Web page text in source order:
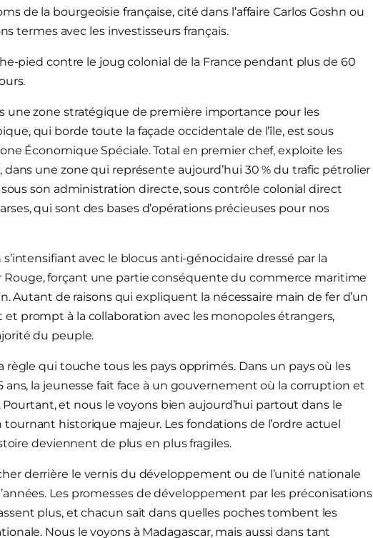
de la bourgeoisie française, cité dans l’affaire Carlos Goshn ou
termes avec les investisseurs français.
pied contre le joug colonial de la France pendant plus de 60
une zone stratégique de première importance pour les
qui borde toute la façade occidentale de l’île, est sous
Économique Spéciale. Total en premier chef, exploite les
une zone qui représente aujourd’hui 30 % du trafic pétrolier
son administration directe, sous contrôle colonial direct
qui sont des bases d’opérations précieuses pour nos
avec le blocus anti-génocidaire dressé par la
Rouge, forçant une partie conséquente du commerce maritime
Autant de raisons qui expliquent la nécessaire main de fer d’un
prompt à la collaboration avec les monopoles étrangers,
du peuple.
règle qui touche tous les pays opprimés. Dans un pays où les
la jeunesse fait face à un gouvernement où la corruption et
et nous le voyons bien aujourd’hui partout dans le
historique majeur. Les fondations de l’ordre actuel
deviennent de plus en plus fragiles.
derrière le vernis du développement ou de l’unité nationale
Les promesses de développement par les préconisations
plus, et chacun sait dans quelles poches tombent les
Nous le voyons à Madagascar, mais aussi dans tant